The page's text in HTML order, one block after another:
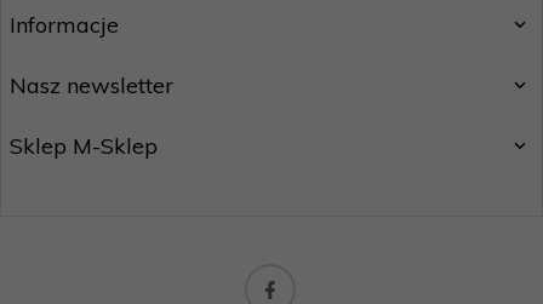
Informacje
Nasz newsletter
Sklep M-Sklep